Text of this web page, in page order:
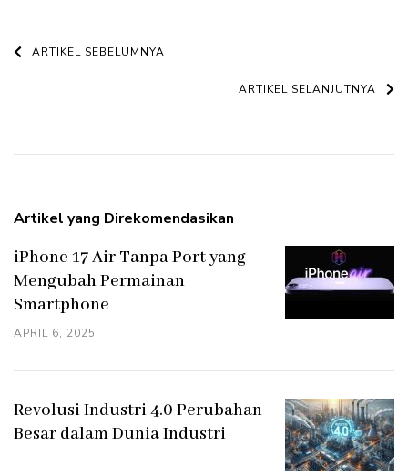
Navigasi
ARTIKEL SEBELUMNYA
ARTIKEL SELANJUTNYA
Artikel yang Direkomendasikan
APRIL 6, 2025
iPhone 17 Air Tanpa Port yang
Mengubah Permainan
Smartphone
Revolusi Industri 4.0 Perubahan
Besar dalam Dunia Industri